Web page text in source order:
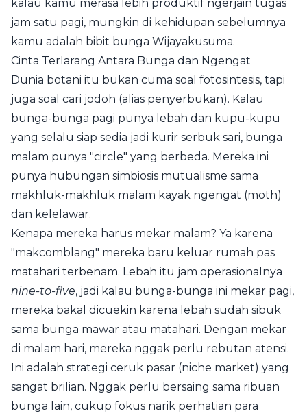
kalau kamu merasa lebih produktif ngerjain tugas
jam satu pagi, mungkin di kehidupan sebelumnya
kamu adalah bibit bunga Wijayakusuma.
Cinta Terlarang Antara Bunga dan Ngengat
Dunia botani itu bukan cuma soal fotosintesis, tapi
juga soal cari jodoh (alias penyerbukan). Kalau
bunga-bunga pagi punya lebah dan kupu-kupu
yang selalu siap sedia jadi kurir serbuk sari, bunga
malam punya "circle" yang berbeda. Mereka ini
punya hubungan simbiosis mutualisme sama
makhluk-makhluk malam kayak ngengat (moth)
dan kelelawar.
Kenapa mereka harus mekar malam? Ya karena
"makcomblang" mereka baru keluar rumah pas
matahari terbenam. Lebah itu jam operasionalnya
nine-to-five, jadi kalau bunga-bunga ini mekar pagi,
mereka bakal dicuekin karena lebah sudah sibuk
sama bunga mawar atau matahari. Dengan mekar
di malam hari, mereka nggak perlu rebutan atensi.
Ini adalah strategi ceruk pasar (niche market) yang
sangat brilian. Nggak perlu bersaing sama ribuan
bunga lain, cukup fokus narik perhatian para